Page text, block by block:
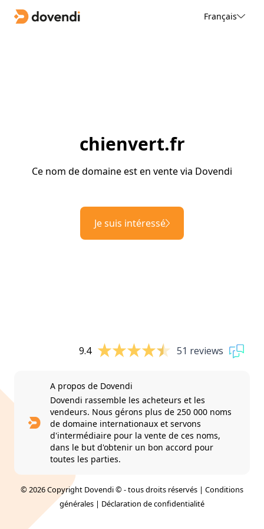
Français
chienvert.fr
Ce nom de domaine est en vente via Dovendi
Je suis intéressé
9.4 51 reviews
A propos de Dovendi
Dovendi rassemble les acheteurs et les
vendeurs. Nous gérons plus de 250 000 noms
de domaine internationaux et servons
d'intermédiaire pour la vente de ces noms,
dans le but d'obtenir un bon accord pour
toutes les parties.
© 2026 Copyright Dovendi © - tous droits réservés | Conditions
générales | Déclaration de confidentialité